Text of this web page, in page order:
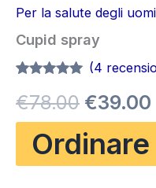
Per la salute degli
Cupid spray
su 5 su
base di
recensioni
(4
€78.00 Il
prezzo
€39.00
Ordinare